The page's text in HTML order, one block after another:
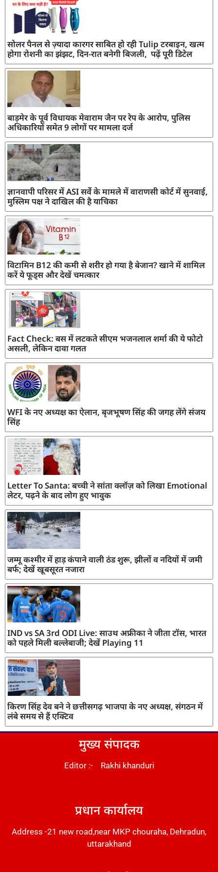
सोलर पैनल से ज़्यादा कारगर साबित हो रही Tulip टरबाइन, खत्म
होगा रोशनी का झंझट, दिन-रात बनेगी बिजली, पढ़ें पूरी डिटेल
बाड़मेर के पूर्व विधायक मेवाराम जैन पर रेप के आरोप, पुलिस
अधिकारियों समेत 9 लोगों पर मामला दर्ज
ज्ञानवापी परिसर में ASI सर्वे के मामले में वाराणसी कोर्ट में सुनवाई,
मुस्लिम पक्ष ने दाखिल की है याचिका
विटामिन B12 की कमी से शरीर हो गया है बेजान? खाने में शामिल
करें ये फूड्स और देखें चमत्कार
Fact Check: बस में लटकते सीएम भजनलाल शर्मा की ये फोटो
असली, लेकिन दावा गलत
WFI के नए अध्यक्ष का ऐलान, बृजभूषण सिंह की जगह लेंगे संजय
सिंह
Letter To Santa: बच्ची ने सांता क्लॉज़ को लिखा Emotional
लेटर, पढ़ने के बाद लोग हुए भावुक
जम्मू कश्मीर में हाड़ कंपाने वाली ठंड शुरू, झीलों व नदियों में जमी
बर्फ; देखें खूबसूरत नजारा
IND vs SA 3rd ODI Live: साउथ अफ्रीका ने जीता टॉस, भारत
को पहले मिली बल्लेबाजी; देखें Playing 11
किरण सिंह देव बने ने छत्तीसगढ़ भाजपा के नए अध्यक्ष, संगठन में
लंबे समय से हैं एक्टिव
मुख्य संपादक
Editor :- Rakhi khanduri
प्रधान कार्यालय
Address -21 new road,near MKP chouraha, Dehradun,
uttarakhand